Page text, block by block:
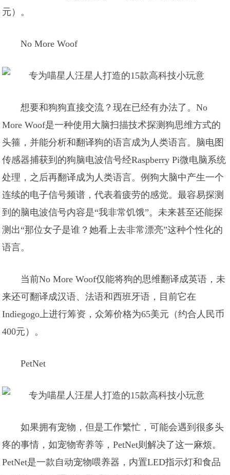
元）。
No More Woof
想要和狗狗直接交流？现在已经有办法了。No
More Woof是一种使用大脑扫描技术探测狗思维方式的
头箍，并能分析和翻译狗的语言成为人类语言。脑电图
传感器捕获到的狗脑电波信号经Raspberry Pi微电脑系统
处理，之后再翻译成为人类语言。例狗大脑中产生一个
连续的电子信号频谱，代表着疲劳的感觉。最容易探测
到的脑电波信号内容是“我非常饥饿”。未来甚至还能探
测出“那位女子是谁？她看上去非常漂亮”这种个性化的
语言。
当前No More Woof仅能将狗的思维翻译成英语，未
来还可翻译成汉语、法语和西班牙语，目前它在
Indiegogo上进行筹资，众筹价格为65美元（约合人民币
400元）。
PetNet
如果拥有宠物，但是工作繁忙，可能会遇到很多头
疼的事情，如宠物寄养等，PetNet则解决了这一麻烦。
PetNet是一款自动宠物喂养器，内置LED指示灯和食品